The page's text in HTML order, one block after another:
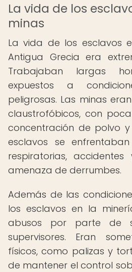
La vida de los
minas
La vida de los esclavos
Antigua Grecia era
Trabajaban largas
expuestos a
peligrosas. Las minas
claustrofóbicos, con
concentración de polvo y
esclavos se
respiratorias,
amenaza de derrumbes.
Además de las
los esclavos en la
abusos por parte de
supervisores. Eran
físicos, como palizas y
de mantener el control